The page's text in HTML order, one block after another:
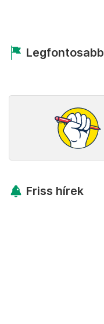
Legfontosabb
Friss hírek